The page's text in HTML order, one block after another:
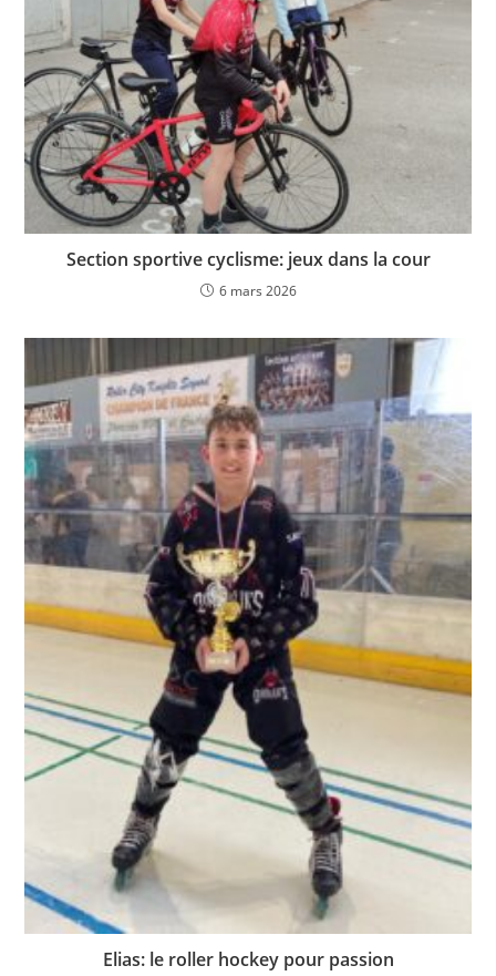
Section sportive cyclisme: jeux dans la cour
6 mars 2026
Elias: le roller hockey pour passion